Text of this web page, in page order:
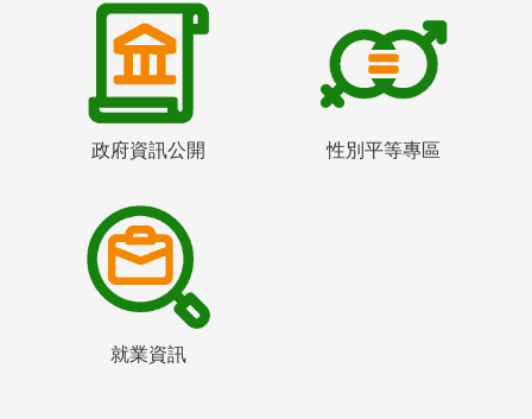
政府資訊公開 性別平等專區
就業資訊